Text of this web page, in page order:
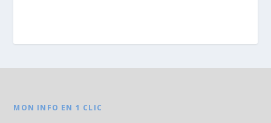
MON INFO EN 1 CLIC